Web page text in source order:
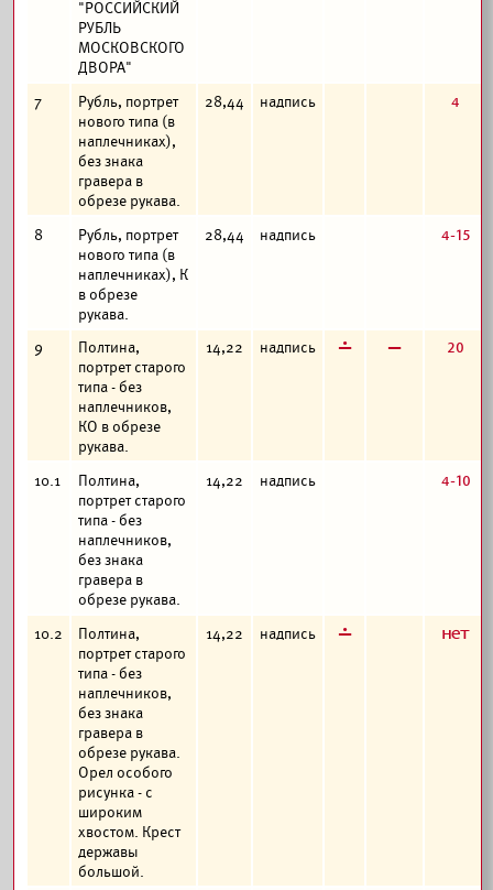
"РОССИЙСКИЙ
РУБЛЬ
МОСКОВСКОГО
ДВОРА"
7
Рубль, портрет
нового типа (в
наплечниках),
без знака
гравера в
обрезе рукава.
28,44 надпись 4
8
Рубль, портрет
нового типа (в
наплечниках), К
в обрезе
рукава.
28,44 надпись 4-15
9
Полтина,
портрет старого
типа - без
наплечников,
КО в обрезе
рукава.
14,22 надпись г в 20
10.1
Полтина,
портрет старого
типа - без
наплечников,
без знака
гравера в
обрезе рукава.
14,22 надпись 4-10
10.2
Полтина,
портрет старого
типа - без
наплечников,
без знака
гравера в
обрезе рукава.
Орел особого
рисунка - с
широким
хвостом. Крест
державы
большой.
14,22 надпись г а